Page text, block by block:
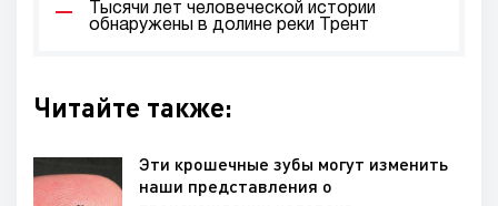
Тысячи лет человеческой истории
обнаружены в долине реки Трент
Читайте также:
Эти крошечные зубы могут изменить
наши представления о